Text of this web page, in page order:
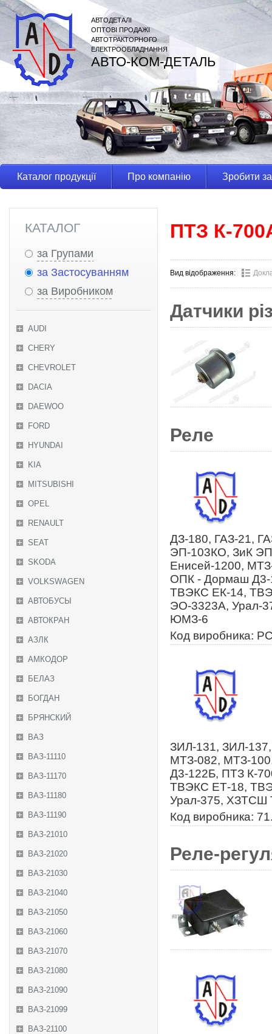
АВТОДЕТАЛІ
ОПТОВІ ПРОДАЖІ
АВТОТРАКТОРНОГО
ЕЛЕКТРООБЛАДНАННЯ
АВТО-КОМ-ДЕТАЛЬ
Каталог продукції Про компанію Зробити
КАТАЛОГ
за Групами
за Застосуванням
за Виробником
AUDI
CHERY
CHEVROLET
DACIA
DAEWOO
FORD
HYUNDAI
KIA
MITSUBISHI
OPEL
RENAULT
SEAT
SKODA
VOLKSWAGEN
АВТОБУСЫ
АВТОКРАН
АЗЛК
АМКОДОР
БЕЛАЗ
БОГДАН
БРЯНСКИЙ
ВАЗ
ВАЗ-11110
ВАЗ-11170
ВАЗ-11180
ВАЗ-11190
ВАЗ-21010
ВАЗ-21020
ВАЗ-21030
ВАЗ-21040
ВАЗ-21050
ВАЗ-21060
ВАЗ-21070
ВАЗ-21080
ВАЗ-21090
ВАЗ-21099
ВАЗ-21100
ПТЗ К-
Вид відображення:
Датчики
Реле
ДЗ-180, ГАЗ-21,
ЭП-103КО, ЗиК
Енисей-1200,
ОПК - Дормаш Д3-
ТВЭКС ЕК-14,
ЭО-3323А, Урал-
ЮМЗ-6
Код виробника:
ЗИЛ-131, ЗИЛ-
МТЗ-082, МТЗ-
Д3-122Б, ПТЗ К-
ТВЭКС ЕТ-18,
Урал-375, ХЗТСШ
Код виробника:
Реле-